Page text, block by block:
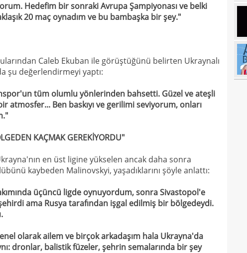
Hedefim bir sonraki Avrupa Şampiyonası ve belki
20 maç oynadım ve bu bambaşka bir şey."
Caleb Ekuban ile görüştüğünü belirten Ukraynalı
şu değerlendirmeyi yaptı:
tüm olumlu yönlerinden bahsetti. Güzel ve ateşli
atmosfer... Ben baskıyı ve gerilimi seviyorum, onları
KAÇMAK GEREKİYORDU"
en üst ligine yükselen ancak daha sonra
kaybeden Malinovskyi, yaşadıklarını şöyle anlattı:
üçüncü ligde oynuyordum, sonra Sivastopol'e
ama Rusya tarafından işgal edilmiş bir bölgedeydi.
olarak ailem ve birçok arkadaşım hala Ukrayna'da
dronlar, balistik füzeler, şehrin semalarında bir şey